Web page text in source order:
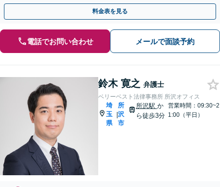
最善の解決を目指します【電話相談可】
料金表を見る
電話でお問い合わせ メールで面談予約
鈴木 寛之 弁護士
ベリーベスト法律事務所 所沢オフィス
埼
玉
県
|
所
沢
市
所沢駅 か
ら徒歩3分
営業時間：09:30~2
1:00（平日）